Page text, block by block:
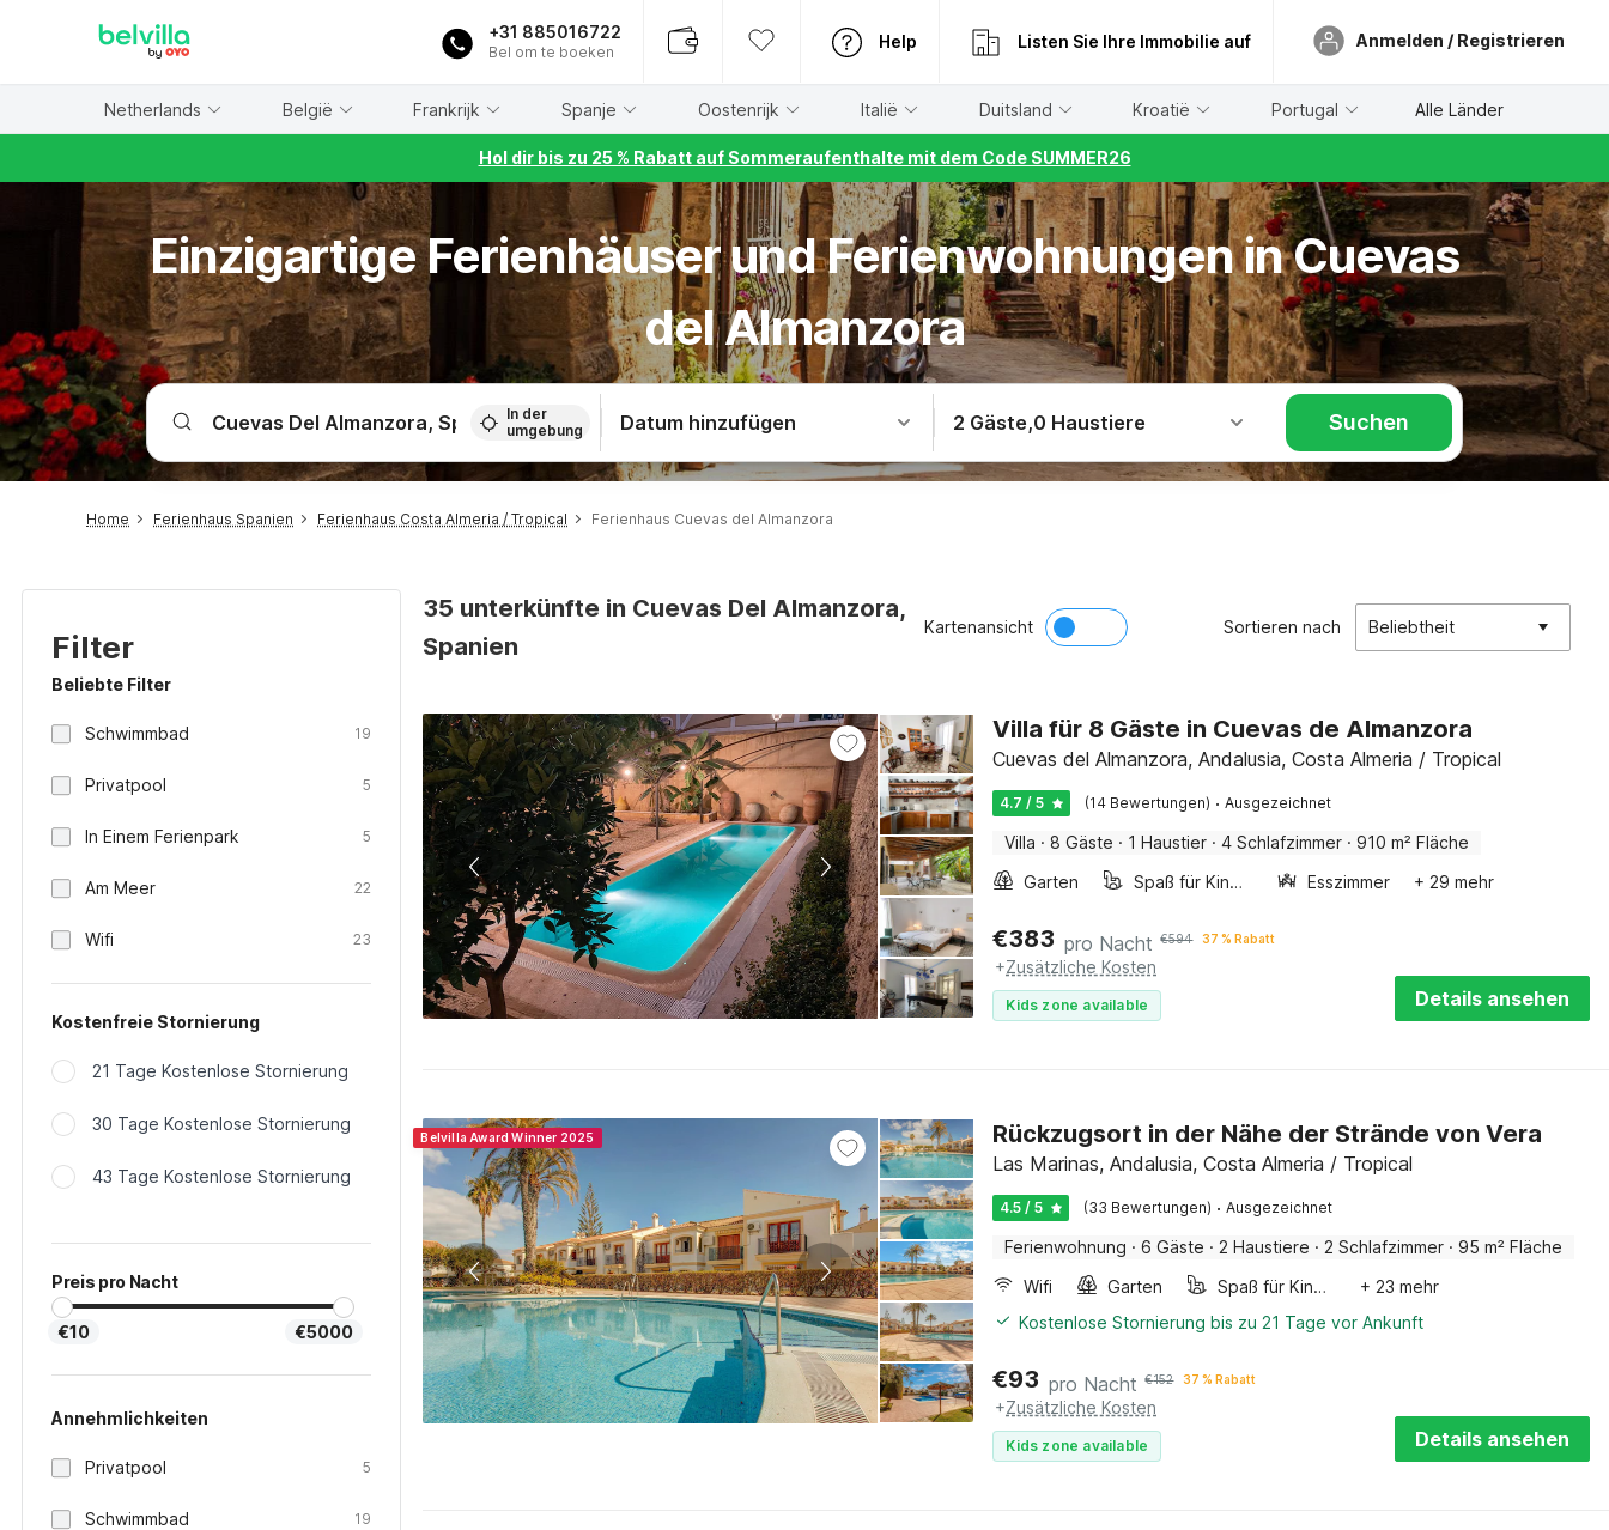
+31 885016722
Bel om te boeken
Help Listen Sie Ihre Immobilie auf Anmelden / Registrieren
Netherlands België Frankrijk Spanje Oostenrijk Italië Duitsland Kroatië Portugal Alle Länder
Hol dir bis zu 25 % Rabatt auf Sommeraufenthalte mit dem Code SUMMER26
Einzigartige Ferienhäuser und Ferienwohnungen in Cuevas
del Almanzora
In der
umgebung
Datum hinzufügen 2 Gäste,0 Haustiere Suchen
Home Ferienhaus Spanien Ferienhaus Costa Almeria / Tropical Ferienhaus Cuevas del Almanzora
Filter
Beliebte Filter
Schwimmbad 19
Privatpool 5
In Einem Ferienpark 5
Am Meer 22
Wifi 23
Kostenfreie Stornierung
21 Tage Kostenlose Stornierung
30 Tage Kostenlose Stornierung
43 Tage Kostenlose Stornierung
Preis pro Nacht
€10 €5000
Annehmlichkeiten
Privatpool 5
Schwimmbad 19
35 unterkünfte in Cuevas Del Almanzora,
Spanien
Kartenansicht Sortieren nach Beliebtheit
Villa für 8 Gäste in Cuevas de Almanzora
Cuevas del Almanzora, Andalusia, Costa Almeria / Tropical
4.7 / 5 (14 Bewertungen) · Ausgezeichnet
Villa · 8 Gäste · 1 Haustier · 4 Schlafzimmer · 910 m² Fläche
Garten
Spaß für Kinder Esszimmer + 29 mehr
€383 pro Nacht €594 37 % Rabatt
+Zusätzliche Kosten
Kids zone available Details ansehen
Belvilla Award Winner 2025 Rückzugsort in der Nähe der Strände von Vera
Las Marinas, Andalusia, Costa Almeria / Tropical
4.5 / 5 (33 Bewertungen) · Ausgezeichnet
Ferienwohnung · 6 Gäste · 2 Haustiere · 2 Schlafzimmer · 95 m² Fläche
Wifi
Garten Spaß für Kinder
+ 23 mehr
Kostenlose Stornierung bis zu 21 Tage vor Ankunft
€93 pro Nacht €152 37 % Rabatt
+Zusätzliche Kosten
Kids zone available Details ansehen